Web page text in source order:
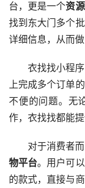
台，更是一个资
找到东大门多个
详细信息，从而
衣找找小程
上完成多个订单
不便的问题。无
作，衣找找都能
对于消费者
物平台。用户可
的款式，直接与